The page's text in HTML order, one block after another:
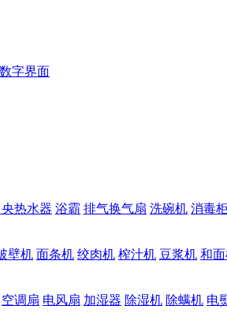
字界面
热水器 浴霸 排气换气扇 洗碗机 消毒
壁机 面条机 绞肉机 榨汁机 豆浆机 和
空调扇 电风扇 加湿器 除湿机 除螨机 电